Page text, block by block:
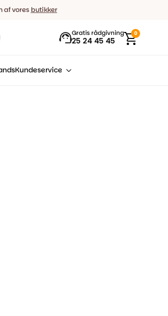
af vores butikker
Gratis rådgivning
25 24 45 45
0
Kundeservice